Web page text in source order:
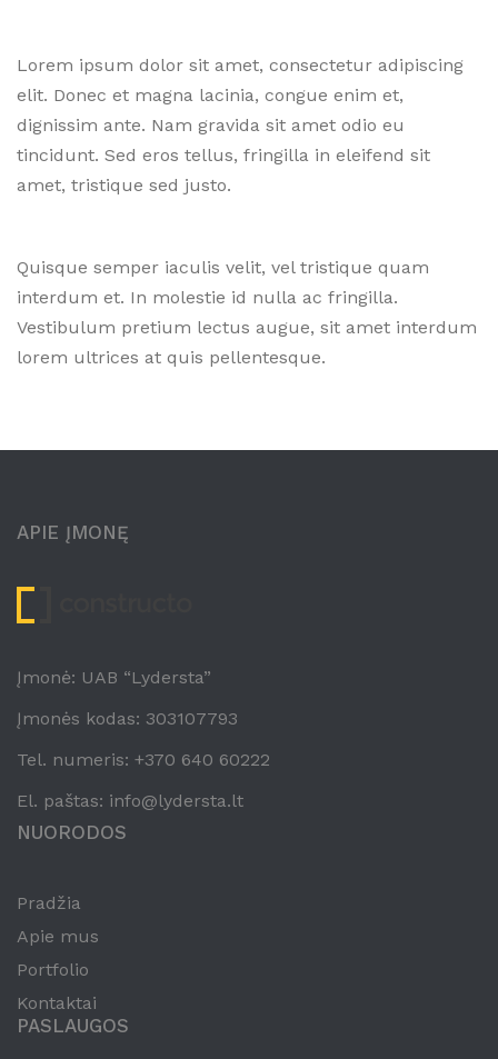
Lorem ipsum dolor sit amet, consectetur adipiscing
elit. Donec et magna lacinia, congue enim et,
dignissim ante. Nam gravida sit amet odio eu
tincidunt. Sed eros tellus, fringilla in eleifend sit
amet, tristique sed justo.
Quisque semper iaculis velit, vel tristique quam
interdum et. In molestie id nulla ac fringilla.
Vestibulum pretium lectus augue, sit amet interdum
lorem ultrices at quis pellentesque.
APIE ĮMONĘ
Įmonė: UAB “Lydersta”
Įmonės kodas: 303107793
Tel. numeris: +370 640 60222
El. paštas: info@lydersta.lt
NUORODOS
Pradžia
Apie mus
Portfolio
Kontaktai
PASLAUGOS